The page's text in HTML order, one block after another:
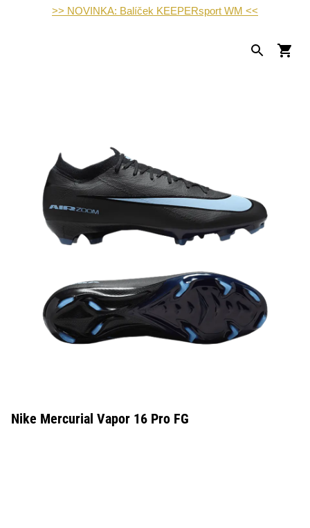
>> NOVINKA: Balíček KEEPERsport WM <<
Nike Mercurial Vapor 16 Pro FG